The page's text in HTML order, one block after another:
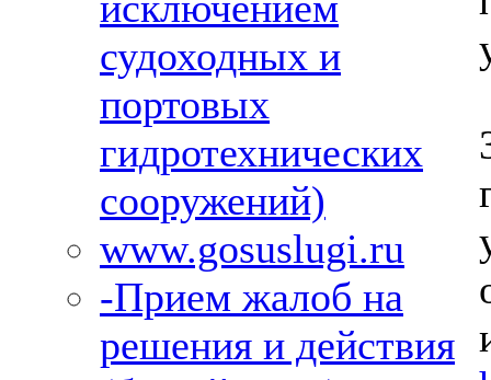
судоходных и
портовых
гидротехнических
сооружений)
www.gosuslugi.ru
-Прием жалоб на
решения и действия